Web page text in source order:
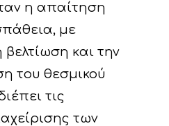
η απαίτηση
με
και την
του θεσμικού
τις
των